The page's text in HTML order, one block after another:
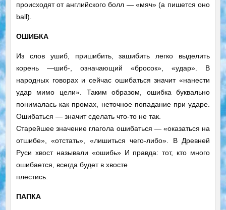
происходят от английского болл — «мяч» (а пишется оно
ball).
ОШИБКА
Из слов ушиб, пришибить, зашибить легко выделить
корень —шиб-, означающий «бросок», «удар». В
народных говорах и сейчас ошибаться значит «нанести
удар мимо цели». Таким образом, ошибка буквально
понималась как промах, неточное попадание при ударе.
Ошибаться — значит сделать что-то не так.
Старейшее значение глагола ошибаться — «оказаться на
отшибе», «отстать», «лишиться чего-либо». В Древней
Руси хвост называли «ошибь» И правда: тот, кто много
ошибается, всегда будет в хвосте
плестись.
ПАПКА